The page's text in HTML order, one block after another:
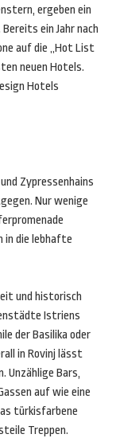
ergeben ein
ein Jahr nach
auf die „Hot List
neuen Hotels.
Hotels
Zypressenhains
Nur wenige
in die lebhafte
und historisch
Istriens
der Basilika oder
in Rovinj lässt
Unzählige Bars,
auf wie eine
türkisfarbene
Treppen.